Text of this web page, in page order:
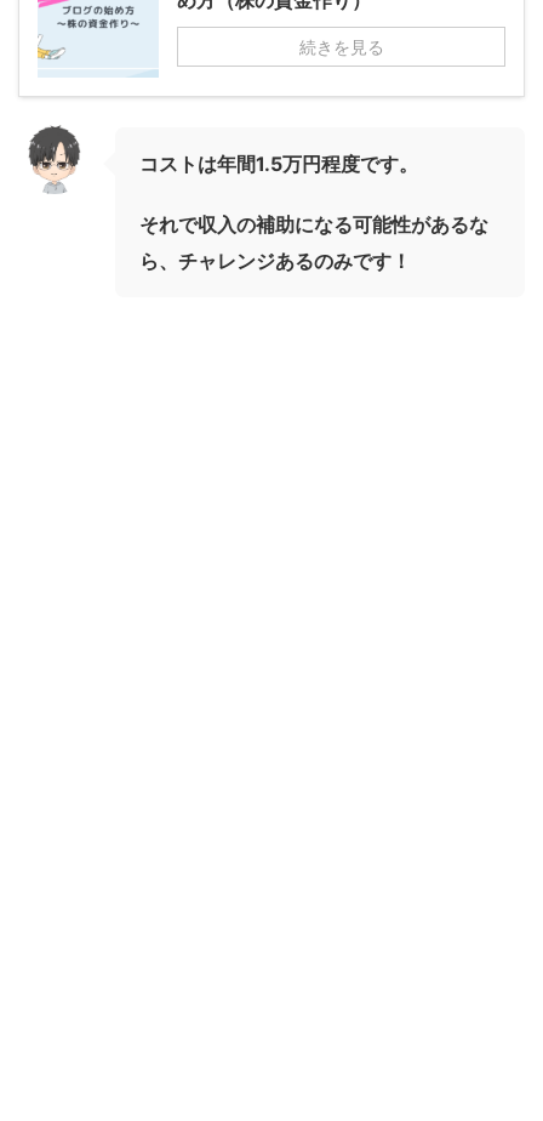
続きを見る
コストは年間1.5万円程度です。
それで収入の補助になる可能性があるな
ら、チャレンジあるのみです！